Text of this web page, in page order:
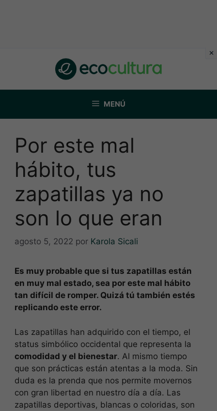
MENÚ
Por este mal
hábito, tus
zapatillas ya no
son lo que eran
agosto 5, 2022 por Karola Sicali
Es muy probable que si tus zapatillas están
en muy mal estado, sea por este mal hábito
tan difícil de romper. Quizá tú también estés
replicando este error.
Las zapatillas han adquirido con el tiempo, el
status simbólico occidental que representa la
comodidad y el bienestar. Al mismo tiempo
que son prácticas están atentas a la moda. Sin
duda es la prenda que nos permite movernos
con gran libertad en nuestro día a día. Las
zapatillas deportivas, blancas o coloridas, son